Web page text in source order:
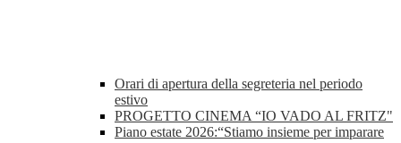
Orari di apertura della segreteria nel periodo
estivo
PROGETTO CINEMA “IO VADO AL FRITZ"
Piano estate 2026:“Stiamo insieme per imparare